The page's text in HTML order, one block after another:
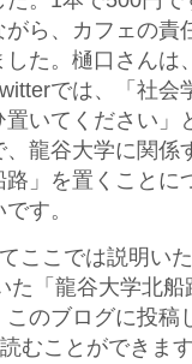
ら、カフェの責
た。樋口さんは
では、「社会
いてください」
龍谷大学に関係
」を置くことに
す。
ここでは説明い
た「龍谷大学北
のブログに投稿
むことができま